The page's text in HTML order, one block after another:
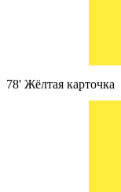
78' Жёлтая карточка